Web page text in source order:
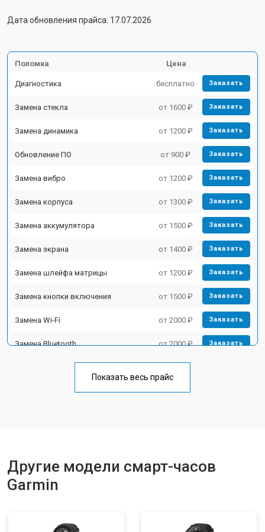
Дата обновления прайса: 17.07.2026
Поломка Цена
Диагностика бесплатно Заказать
Замена стекла от 1600 ₽ Заказать
Замена динамика от 1200 ₽ Заказать
Обновление ПО от 900 ₽ Заказать
Замена вибро от 1200 ₽ Заказать
Замена корпуса от 1300 ₽ Заказать
Замена аккумулятора от 1500 ₽ Заказать
Замена экрана от 1400 ₽ Заказать
Замена шлейфа матрицы от 1200 ₽ Заказать
Замена кнопки включения от 1500 ₽ Заказать
Замена Wi-Fi от 2000 ₽ Заказать
Замена Bluetooth от 2000 ₽ Заказать
Показать весь прайс
Другие модели смарт-часов
Garmin